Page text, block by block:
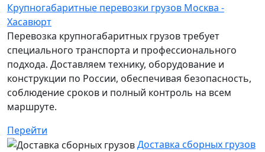
Крупногабаритные перевозки грузов Москва -
Хасавюрт
Перевозка крупногабаритных грузов требует
специального транспорта и профессионального
подхода. Доставляем технику, оборудование и
конструкции по России, обеспечивая безопасность,
соблюдение сроков и полный контроль на всем
маршруте.
Перейти
Доставка сборных грузов